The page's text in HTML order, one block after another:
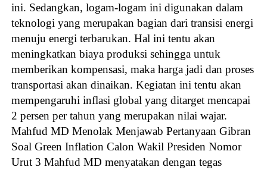
ini. Sedangkan, logam-logam ini digunakan dalam
teknologi yang merupakan bagian dari transisi energi
menuju energi terbarukan. Hal ini tentu akan
meningkatkan biaya produksi sehingga untuk
memberikan kompensasi, maka harga jadi dan proses
transportasi akan dinaikan. Kegiatan ini tentu akan
mempengaruhi inflasi global yang ditarget mencapai
2 persen per tahun yang merupakan nilai wajar.
Mahfud MD Menolak Menjawab Pertanyaan Gibran
Soal Green Inflation Calon Wakil Presiden Nomor
Urut 3 Mahfud MD menyatakan dengan tegas